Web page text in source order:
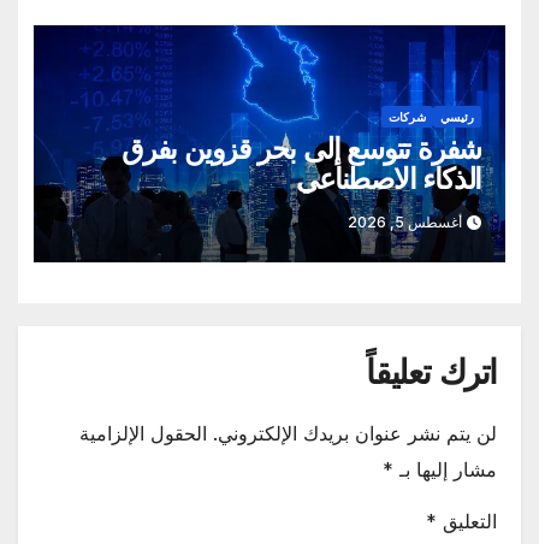
رئيسي شركات
شفرة تتوسع إلى بحر قزوين بفرق
الذكاء الاصطناعي
أغسطس 5, 2026
اترك تعليقاً
لن يتم نشر عنوان بريدك الإلكتروني. الحقول الإلزامية
مشار إليها بـ *
التعليق *